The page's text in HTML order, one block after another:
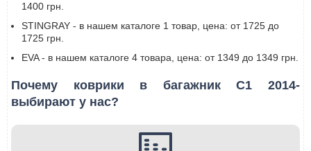
1400 грн.
STINGRAY - в нашем каталоге 1 товар, цена: от 1725 до
1725 грн.
EVA - в нашем каталоге 4 товара, цена: от 1349 до 1349 грн.
Почему коврики в багажник C1 2014-
выбирают у нас?